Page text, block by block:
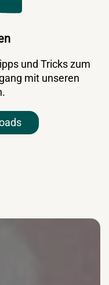
und Tricks zum
mit unseren